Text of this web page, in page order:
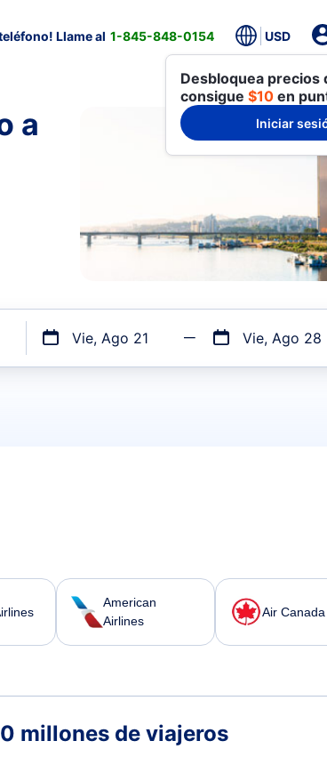
Llame al 1-845-848-0154 USD
Desbloquea precios
consigue $10 en
Iniciar
a
Vie, Ago 21 Vie, Ago 28
American
Airlines
Air Canada
millones de viajeros